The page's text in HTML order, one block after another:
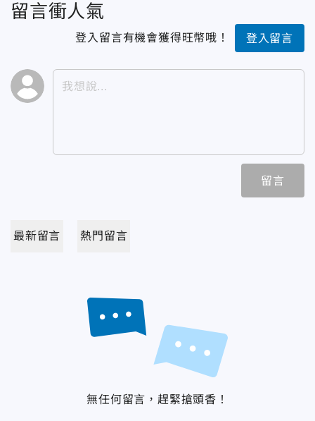
留言衝人氣
登入留言有機會獲得旺幣哦！ 登入留言
留言
最新留言 熱門留言
無任何留言，趕緊搶頭香！